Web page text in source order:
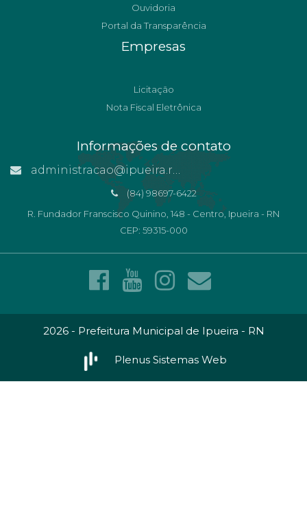
Ouvidoria
Portal da Transparência
Empresas
Licitação
Nota Fiscal Eletrônica
Informações de contato
administracao@ipueira.rn.gov.br
(84) 98697-6422
R. Fundador Franscisco Quinino, 148 - Centro, Ipueira - RN
CEP: 59315-000
2026 - Prefeitura Municipal de Ipueira - RN
Plenus Sistemas Web